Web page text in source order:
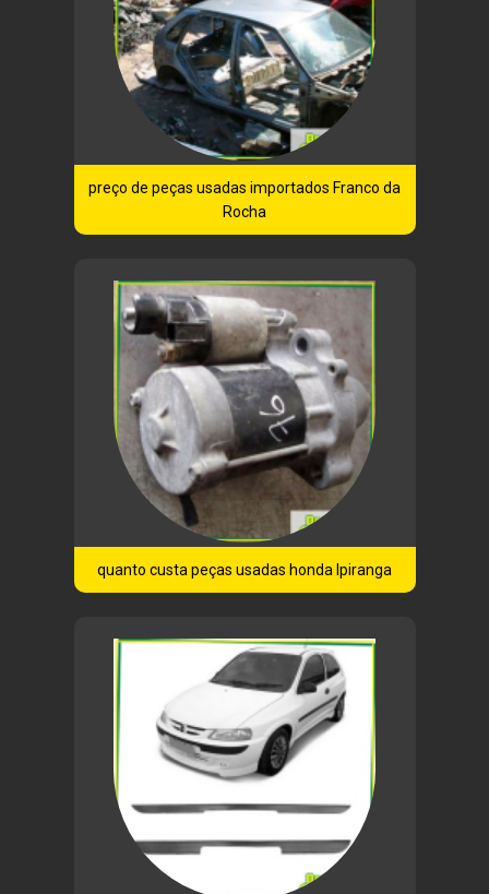
preço de peças usadas importados Franco da
Rocha
quanto custa peças usadas honda Ipiranga